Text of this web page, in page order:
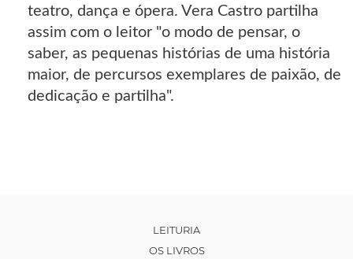
teatro, dança e ópera. Vera Castro partilha
assim com o leitor "o modo de pensar, o
saber, as pequenas histórias de uma história
maior, de percursos exemplares de paixão, de
dedicação e partilha".
LEITURIA
OS LIVROS